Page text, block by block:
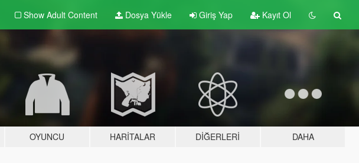
Show Adult Content Dosya Yükle Giriş Yap Kayıt Ol
OYUNCU HARITALAR DIĞERLERI DAHA